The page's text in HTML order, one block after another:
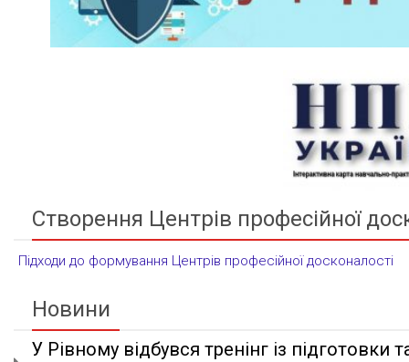
Створення Центрів професійної
Підходи до формування Центрів професійної досконалості
Новини
У Рівному відбувся тренінг із підготовки